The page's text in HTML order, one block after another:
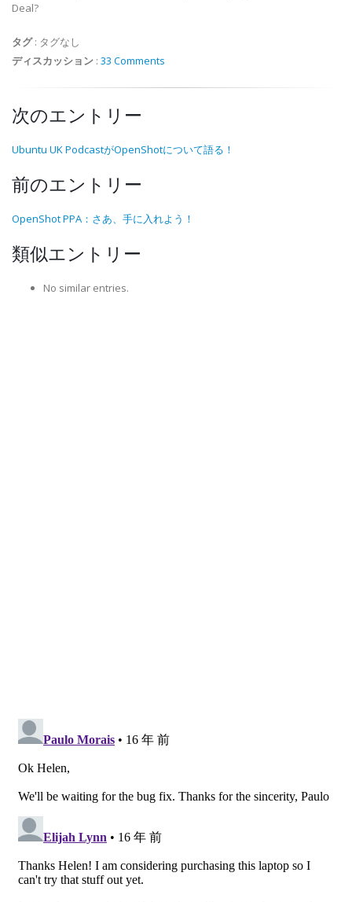
Deal?
タグ: タグなし
ディスカッション : 33 Comments
次のエントリー
Ubuntu UK PodcastがOpenShotについて語る！
前のエントリー
OpenShot PPA：さあ、手に入れよう！
類似エントリー
No similar entries.